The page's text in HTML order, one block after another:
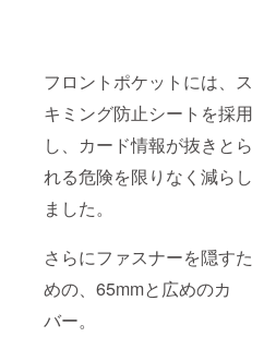
フロントポケットには、ス
キミング防止シートを採用
し、カード情報が抜きとら
れる危険を限りなく減らし
ました。
さらにファスナーを隠すた
めの、65mmと広めのカ
バー。